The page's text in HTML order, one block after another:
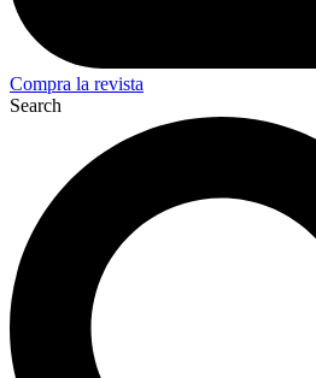
Compra la revista
Search